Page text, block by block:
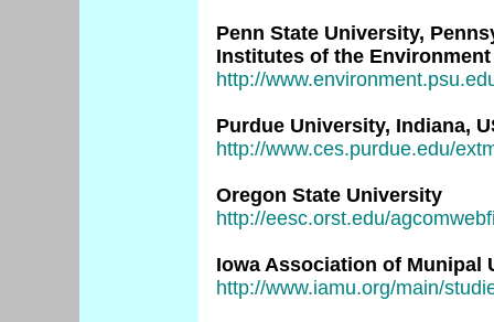
Penn State University,
Institutes of the Environment
http://
Purdue University, Indiana,
http://www.ces.purdue.edu/
Oregon State University
http://eesc.orst.edu/
Iowa Association of Munipal
http://www.iamu.org/main/